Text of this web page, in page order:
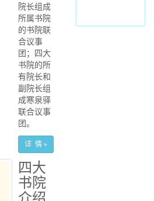
院长组成
所属书院
的书院联
合议事
团；四大
书院的所
有院长和
副院长组
成寒泉驿
联合议事
团。
详 情 »
四大
书院
介绍